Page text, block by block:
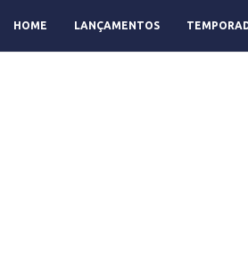
HOME LANÇAMENTOS